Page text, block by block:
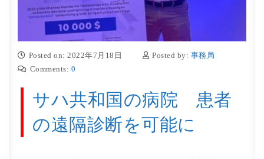
Posted on: 2022年7月18日 Posted by: 事務局
Comments: 0
サハ共和国の病院 患者
の遠隔診断を可能に